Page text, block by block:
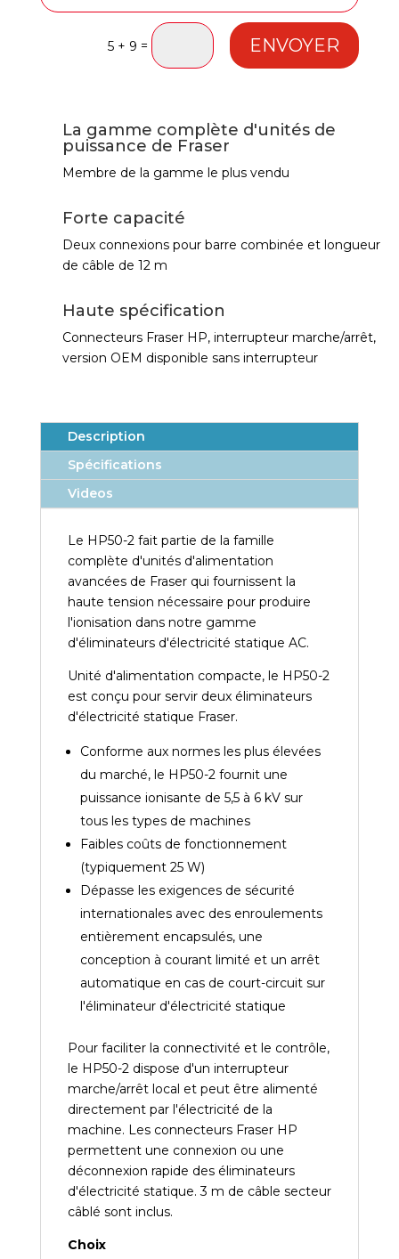
5 + 9 = ENVOYER
La gamme complète d'unités de
puissance de Fraser
Membre de la gamme le plus vendu
Forte capacité
Deux connexions pour barre combinée et longueur
de câble de 12 m
Haute spécification
Connecteurs Fraser HP, interrupteur marche/arrêt,
version OEM disponible sans interrupteur
Description
Spécifications
Videos
Le HP50-2 fait partie de la famille
complète d'unités d'alimentation
avancées de Fraser qui fournissent la
haute tension nécessaire pour produire
l'ionisation dans notre gamme
d'éliminateurs d'électricité statique AC.
Unité d'alimentation compacte, le HP50-2
est conçu pour servir deux éliminateurs
d'électricité statique Fraser.
Conforme aux normes les plus élevées
du marché, le HP50-2 fournit une
puissance ionisante de 5,5 à 6 kV sur
tous les types de machines
Faibles coûts de fonctionnement
(typiquement 25 W)
Dépasse les exigences de sécurité
internationales avec des enroulements
entièrement encapsulés, une
conception à courant limité et un arrêt
automatique en cas de court-circuit sur
l'éliminateur d'électricité statique
Pour faciliter la connectivité et le contrôle,
le HP50-2 dispose d'un interrupteur
marche/arrêt local et peut être alimenté
directement par l'électricité de la
machine. Les connecteurs Fraser HP
permettent une connexion ou une
déconnexion rapide des éliminateurs
d'électricité statique. 3 m de câble secteur
câblé sont inclus.
Choix